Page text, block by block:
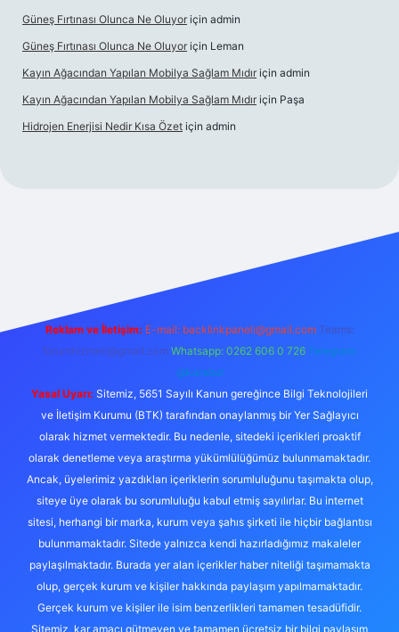
Güneş Fırtınası Olunca Ne Oluyor için admin
Güneş Fırtınası Olunca Ne Oluyor için Leman
Kayın Ağacından Yapılan Mobilya Sağlam Mıdır için admin
Kayın Ağacından Yapılan Mobilya Sağlam Mıdır için Paşa
Hidrojen Enerjisi Nedir Kısa Özet için admin
https://www.betexper.xyz/
Reklam ve İletişim: E-mail: backlinkpaneli@gmail.com Teams:
forumhizmeti@gmail.com Whatsapp: 0262 606 0 726 Telegram:
@karabul
Yasal Uyarı: Sitemiz, 5651 Sayılı Kanun gereğince Bilgi Teknolojileri
ve İletişim Kurumu (BTK) tarafından onaylanmış bir Yer Sağlayıcı
olarak hizmet vermektedir. Bu nedenle, sitedeki içerikleri proaktif
olarak denetleme veya araştırma yükümlülüğümüz bulunmamaktadır.
Ancak, üyelerimiz yazdıkları içeriklerin sorumluluğunu taşımakta olup,
siteye üye olarak bu sorumluluğu kabul etmiş sayılırlar. Bu internet
sitesi, herhangi bir marka, kurum veya şahıs şirketi ile hiçbir bağlantısı
bulunmamaktadır. Sitede yalnızca kendi hazırladığımız makaleler
paylaşılmaktadır. Burada yer alan içerikler haber niteliği taşımamakta
olup, gerçek kurum ve kişiler hakkında paylaşım yapılmamaktadır.
Gerçek kurum ve kişiler ile isim benzerlikleri tamamen tesadüfidir.
Sitemiz, kar amacı gütmeyen ve tamamen ücretsiz bir bilgi paylaşım